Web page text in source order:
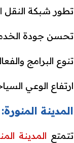
تطور شبكة النقل
تحسن جودة
تنوع البرامج
ارتفاع الوعي
المدينة
تتمتع المدينة